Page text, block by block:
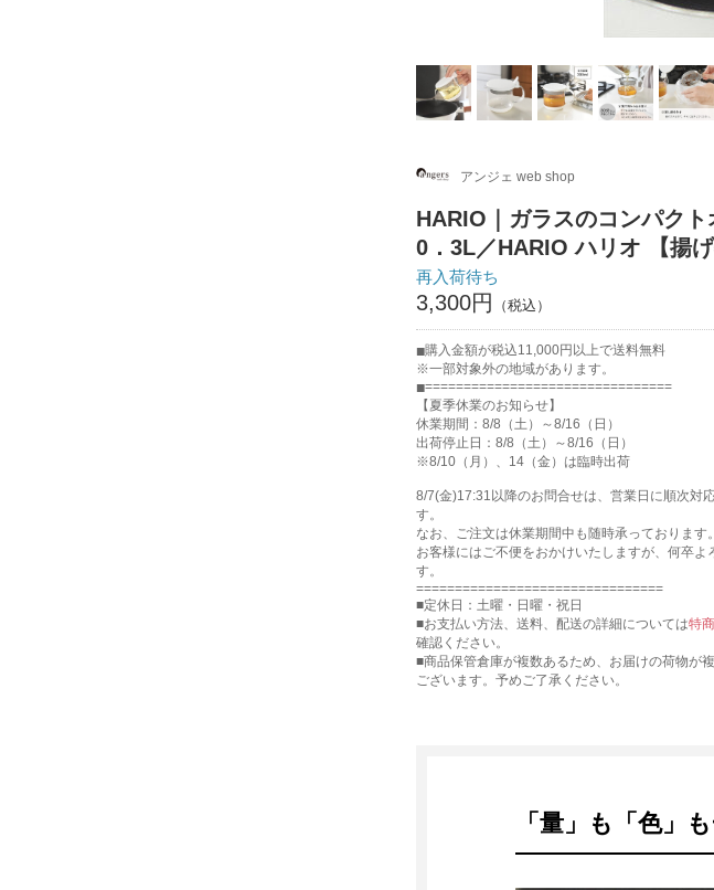
アンジェ web shop
HARIO｜ガラスのコンパクト
0．3L／HARIO ハリオ 【揚げ
再入荷待ち
3,300円
購入金額が税込11,000円以上で送料無料
※一部対象外の地域があります。
================================
【夏季休業のお知らせ】
休業期間：8/8（土）～8/16（日）
出荷停止日：8/8（土）～8/16（日）
※8/10（月）、14（金）は臨時出荷
8/7(金)17:31以降のお問合せは、営業日に順次対
す。
なお、ご注文は休業期間中も随時承っております。
お客様にはご不便をおかけいたしますが、何卒よ
す。
================================
■定休日：土曜・日曜・祝日
■お支払い方法、送料、配送の詳細については特
確認ください。
■商品保管倉庫が複数あるため、お届けの荷物が
ございます。予めご了承ください。
「量」も「色」